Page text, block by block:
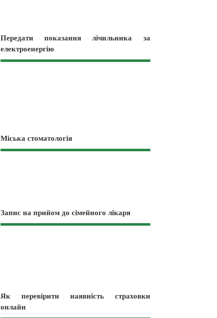
Передати показання лічильника за
електроенергію
Міська стоматологія
Запис на прийом до сімейного лікаря
Як перевірити наявність страховки
онлайн